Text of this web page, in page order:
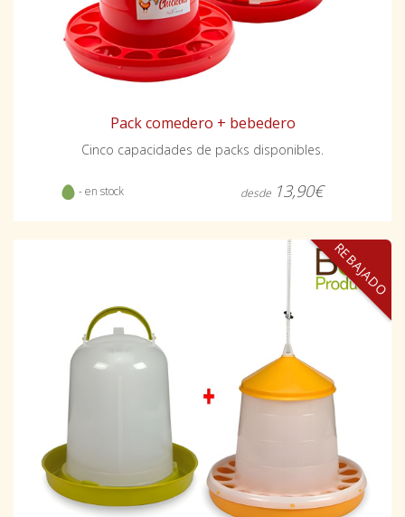
Pack comedero + bebedero
Cinco capacidades de packs disponibles.
- en stock desde 13,90€
REBAJADO